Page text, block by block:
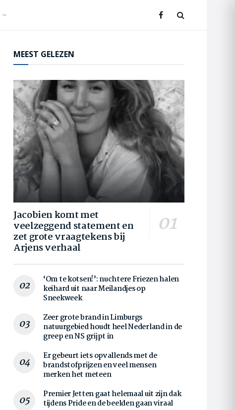
MEEST GELEZEN
Jacobien komt met
veelzeggend statement en
zet grote vraagtekens bij
Arjens verhaal
‘Om te kotsen!’: nuchtere Friezen halen
keihard uit naar Meilandjes op
Sneekweek
Zeer grote brand in Limburgs
natuurgebied houdt heel Nederland in de
greep en NS grijpt in
Er gebeurt iets opvallends met de
brandstofprijzen en veel mensen
merken het meteen
Premier Jetten gaat helemaal uit zijn dak
tijdens Pride en de beelden gaan viraal